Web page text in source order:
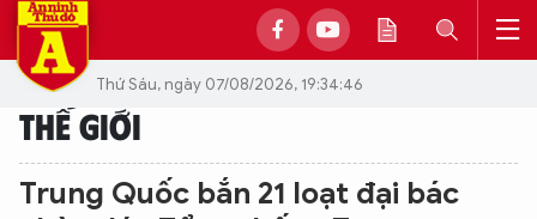
Thứ Sáu, ngày 07/08/2026, 19:34:46
THẾ GIỚI
Trung Quốc bắn 21 loạt đại bác